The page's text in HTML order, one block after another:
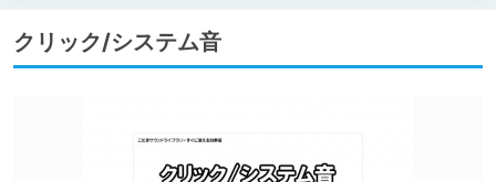
クリック/システム音